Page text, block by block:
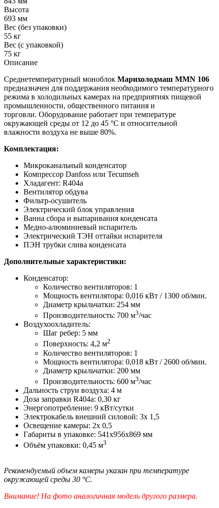
Высота
693 мм
Вес (без упаковки)
55 кг
Вес (с упаковкой)
75 кг
Описание
Среднетемпературный моноблок Марихолодмаш MMN 106
предназначен для поддержания необходимого температурного
режима в холодильных камерах на предприятиях пищевой
промышленности, общественного питания и
торговли. Оборудование работает при температуре
окружающей среды от 12 до 45 °С и относительной
влажности воздуха не выше 80%.
Комплектация:
Микроканальный конденсатор
Компрессор Danfoss или Tecumseh
Хладагент: R404a
Вентилятор обдува
Фильтр-осушитель
Электрический блок управления
Ванна сбора и выпаривания конденсата
Медно-алюминиевый испаритель
Электрический ТЭН оттайки испарителя
ПЭН трубки слива конденсата
Дополнительные характеристики:
Конденсатор:
Количество вентиляторов: 1
Мощность вентилятора: 0,016 кВт / 1300 об/мин.
Диаметр крыльчатки: 254 мм
Производительность: 700 м3/час
Воздухоохладитель:
Шаг ребер: 5 мм
Поверхность: 4,2 м2
Количество вентиляторов: 1
Мощность вентилятора: 0,018 кВт / 2600 об/мин.
Диаметр крыльчатки: 200 мм
Производительность: 600 м3/час
Дальность струи воздуха: 4 м
Доза заправки R404a: 0,30 кг
Энергопотребление: 9 кВт/сутки
Электрокабель внешний силовой: 3х 1,5
Освещение камеры: 2х 0,5
Габариты в упаковке: 541х956х869 мм
Объём упаковки: 0,45 м3
Рекомендуемый объем камеры указан при температуре
окружающей среды 30 °C.
Внимание! На фото аналогичная модель другого размера.